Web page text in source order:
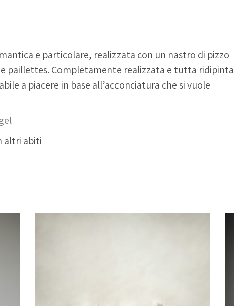
e particolare, realizzata con un nastro di pizzo
paillettes. Completamente realizzata e tutta ridipinta
a piacere in base all’acconciatura che si vuole
altri abiti